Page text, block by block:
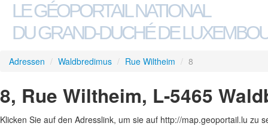
LE GÉOPORTAIL NATIONAL
DU GRAND-DUCHÉ DE
Adressen / Waldbredimus / Rue Wiltheim / 8
8, Rue Wiltheim, L-5465
Klicken Sie auf den Adresslink, um sie auf http://map.geoportail.lu zu